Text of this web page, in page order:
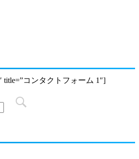
title=”コンタクトフォーム 1″]